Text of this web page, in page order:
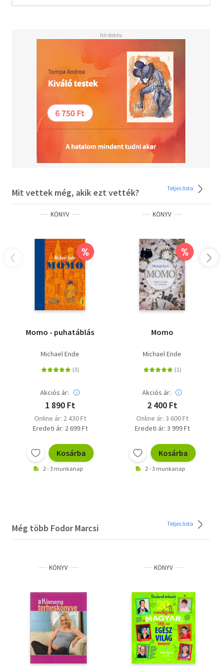
Mit vettek még, akik ezt vették? Teljes lista
KÖNYV
%
Momo - puhatáblás
Michael Ende
Akciós ár:
1 890 Ft
Online ár: 2 430 Ft
Eredeti ár: 2 699 Ft
Kosárba
2 - 3 munkanap
KÖNYV
%
Momo
Michael Ende
Akciós ár:
2 400 Ft
Online ár: 3 600 Ft
Eredeti ár: 3 999 Ft
Kosárba
2 - 3 munkanap
Még több Fodor Marcsi Teljes lista
KÖNYV KÖNYV